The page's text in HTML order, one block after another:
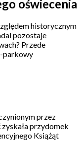
oświecenia
historycznym
pozostaje
Przede
parkowy
przez
przydomek
Książąt